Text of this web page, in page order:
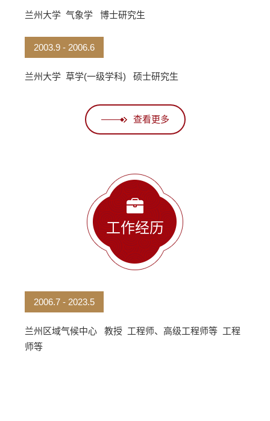
兰州大学 气象学 博士研究生
2003.9 - 2006.6
兰州大学 草学(一级学科) 硕士研究生
查看更多
工作经历
2006.7 - 2023.5
兰州区域气候中心 教授 工程师、高级工程师等 工程
师等